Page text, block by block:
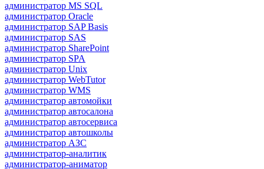
администратор MS SQL
администратор Oracle
администратор SAP Basis
администратор SAS
администратор SharePoint
администратор SPA
администратор Unix
администратор WebTutor
администратор WMS
администратор автомойки
администратор автосалона
администратор автосервиса
администратор автошколы
администратор АЗС
администратор-аналитик
администратор-аниматор